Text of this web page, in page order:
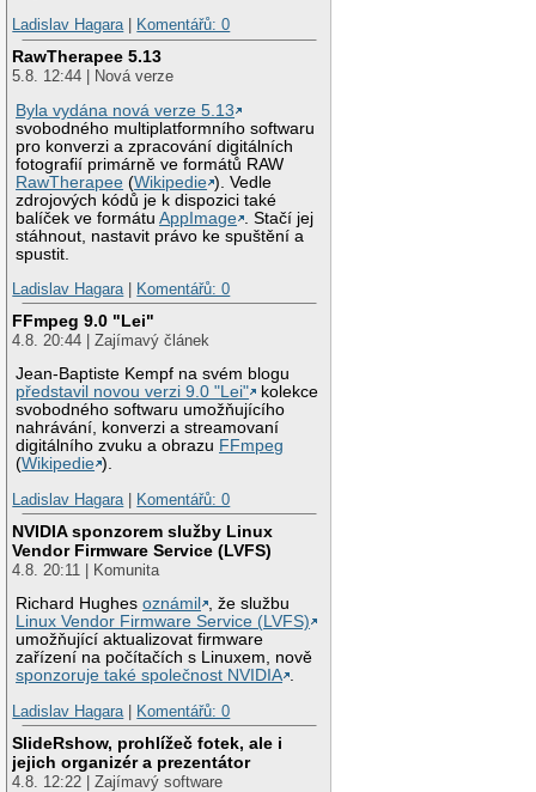
Ladislav Hagara| Komentářů: 0
RawTherapee 5.13
5.8. 12:44 | Nová verze
Byla vydána nová verze 5.13
svobodného multiplatformního softwaru
pro konverzi a zpracování digitálních
fotografií primárně ve formátů RAW
RawTherapee (Wikipedie ). Vedle
zdrojových kódů je k dispozici také
balíček ve formátuAppImage
. Stačí jej
stáhnout, nastavit právo ke spuštění a
spustit.
Ladislav Hagara| Komentářů: 0
FFmpeg 9.0 "Lei"
4.8. 20:44 | Zajímavý článek
Jean-Baptiste Kempf na svém blogu
představil novou verzi 9.0 "Lei"
kolekce
svobodného softwaru umožňujícího
nahrávání, konverzi a streamovaní
digitálního zvuku a obrazu FFmpeg
(Wikipedie ).
Ladislav Hagara| Komentářů: 0
NVIDIA sponzorem služby Linux
Vendor Firmware Service (LVFS)
4.8. 20:11 | Komunita
Richard Hughesoznámil
, že službu
Linux Vendor Firmware Service (LVFS)
umožňující aktualizovat firmware
zařízení na počítačích s Linuxem, nově
sponzoruje také společnost NVIDIA .
Ladislav Hagara| Komentářů: 0
SlideRshow, prohlížeč fotek, ale i
jejich organizér a prezentátor
4.8. 12:22 | Zajímavý software